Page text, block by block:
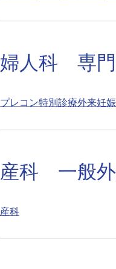
婦人科 専
プレコン特別診療外来妊
産科 一般
産科